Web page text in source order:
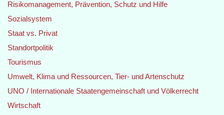
Risikomanagement, Prävention, Schutz und Hilfe
Sozialsystem
Staat vs. Privat
Standortpolitik
Tourismus
Umwelt, Klima und Ressourcen, Tier- und Artenschutz
UNO / Internationale Staatengemeinschaft und Völkerrecht
Wirtschaft